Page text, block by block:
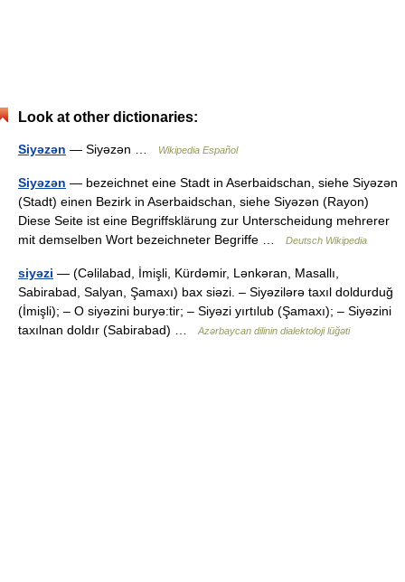
Look at other dictionaries:
Siyəzən — Siyəzən … Wikipedia Español
Siyəzən — bezeichnet eine Stadt in Aserbaidschan, siehe Siyəzən
(Stadt) einen Bezirk in Aserbaidschan, siehe Siyəzən (Rayon)
Diese Seite ist eine Begriffsklärung zur Unterscheidung mehrerer
mit demselben Wort bezeichneter Begriffe …
Deutsch Wikipedia
siyəzi — (Cəlilabad, İmişli, Kürdəmir, Lənkəran, Masallı,
Sabirabad, Salyan, Şamaxı) bax siəzi. – Siyəzilərə taxıl doldurduğ
(İmişli); – O siyəzini buryə:tir; – Siyəzi yırtılub (Şamaxı); – Siyəzini
taxılnan doldır (Sabirabad) …
Azərbaycan dilinin dialektoloji lüğəti